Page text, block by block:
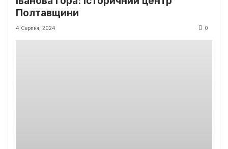
Полтавщини
4 Серпня, 2024 0